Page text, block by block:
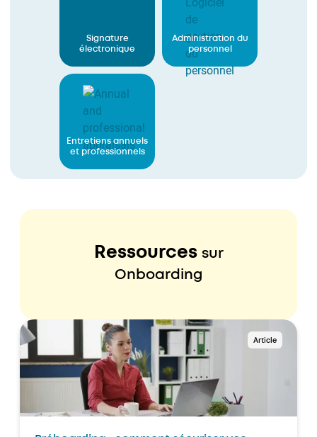
Signature
électronique
Administration du
personnel
Entretiens annuels
et professionnels
Article
Ressources sur
Onboarding